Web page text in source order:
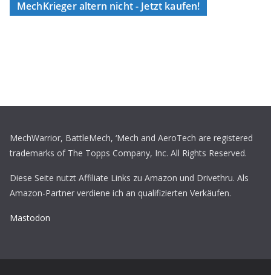
MechKrieger altern nicht - Jetzt kaufen!
MechWarrior, BattleMech, ‘Mech and AeroTech are registered
trademarks of The Topps Company, Inc. All Rights Reserved.
Diese Seite nutzt Affiliate Links zu Amazon und Drivethru. Als
Amazon-Partner verdiene ich an qualifizierten Verkäufen.
Mastodon